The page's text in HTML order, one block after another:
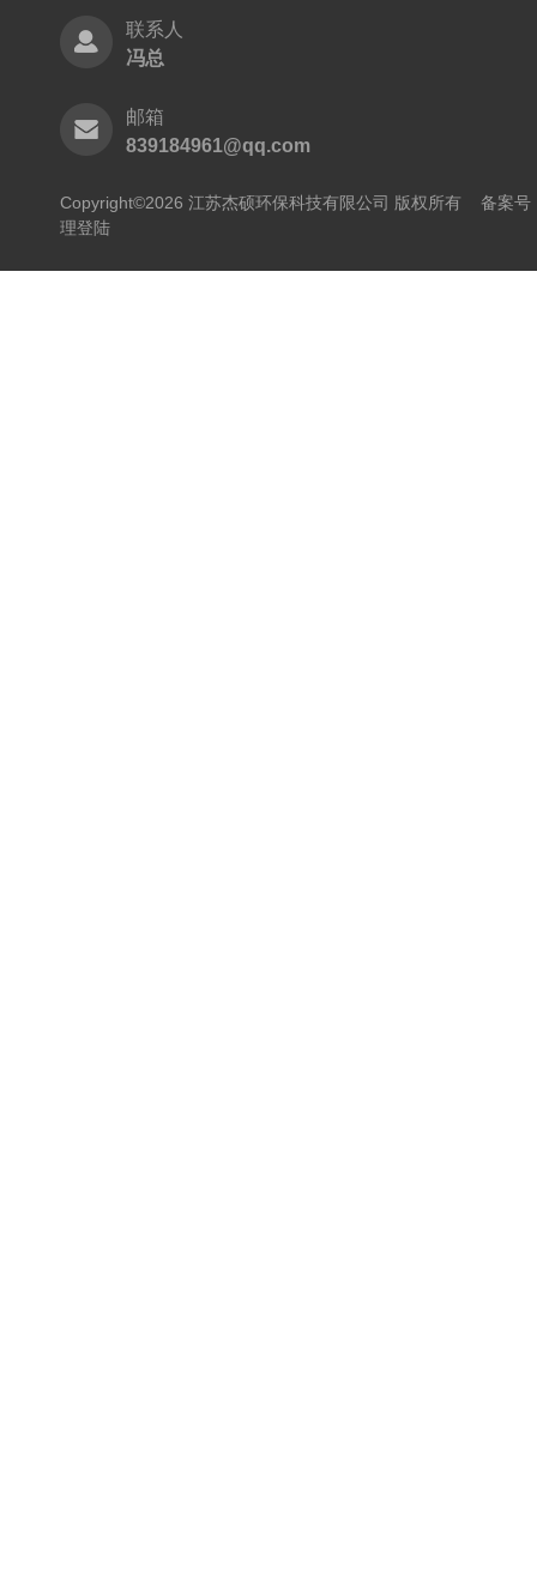
联系人
冯总
邮箱
839184961@qq.com
Copyright©2026 江苏杰硕环保科技有限公司 版权所有 备案号
理登陆